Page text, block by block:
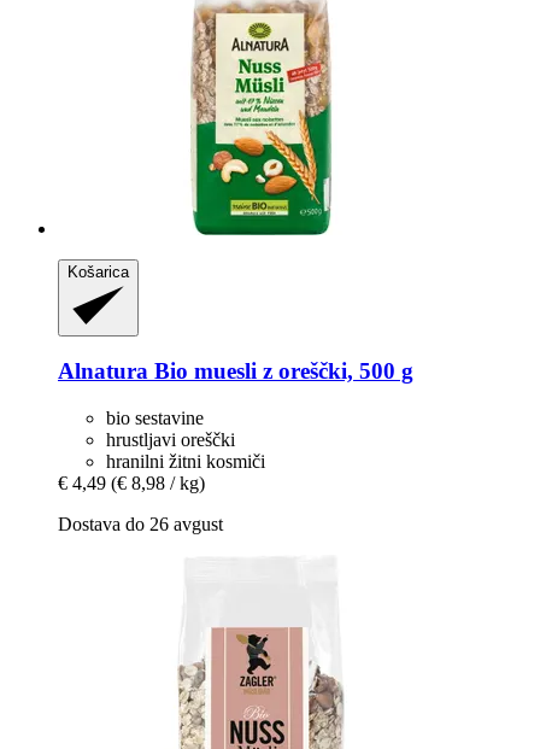
Košarica
Alnatura Bio muesli z oreščki, 500 g
bio sestavine
hrustljavi oreščki
hranilni žitni kosmiči
€ 4,49 (€ 8,98 / kg)
Dostava do 26 avgust